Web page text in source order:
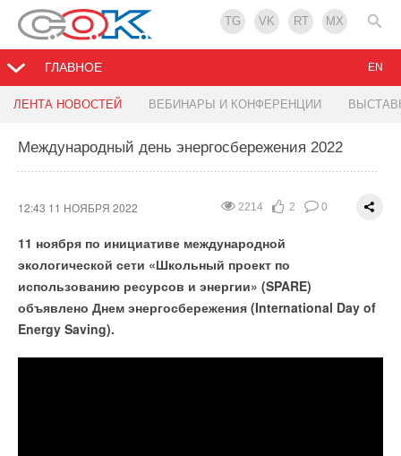
TG VK RT MX
ГЛАВНОЕ
ЛЕНТА НОВОСТЕЙ ВЕБИНАРЫ И КОНФЕРЕНЦИИ
EN
Международный день энергосбережения 2022
2214 2 0
12:43 11 НОЯБРЯ 2022
11 ноября по инициативе международной
экологической сети «Школьный проект по
использованию ресурсов и энергии» (SPARE)
объявлено Днем энергосбережения (International Day of
Energy Saving).
Мосжилинспекция разъяснила новые
2874 3 0
11:32 10 НОЯБРЯ 2022
С 1 ноября 2022 года в России заработал новый ГОСТ
Семь самых эффективных энергосберегающих
3054 3 0
11:14 10 НОЯБРЯ 2022